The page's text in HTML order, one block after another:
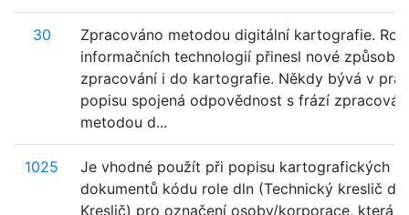
30
Zpracováno metodou digitální kartografie.
informačních technologií přinesl nové způsoby
zpracování i do kartografie. Někdy bývá v
popisu spojená odpovědnost s frází
metodou d...
1025
Je vhodné použít při popisu kartografických
dokumentů kódu role dln (Technický kreslič
Kreslič) pro označení osoby/korporace, která